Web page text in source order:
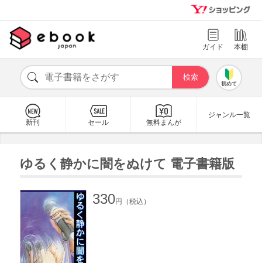
ガイド 本棚
初めて
新刊 セール 無料まんが
ジャンル一覧
ゆるく静かに闇をぬけて 電子書籍版
330円（税込）